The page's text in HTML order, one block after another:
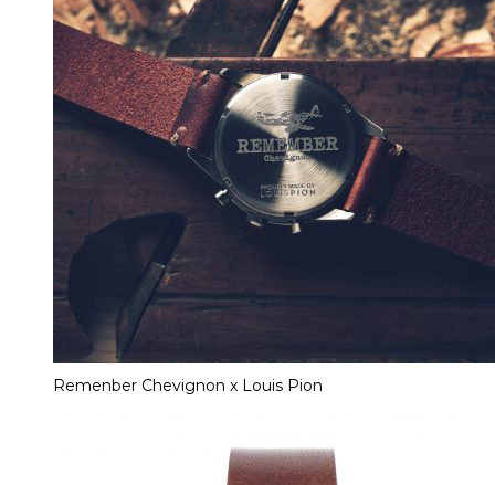
Remenber Chevignon x Louis Pion